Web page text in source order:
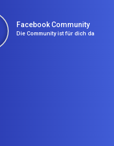
Facebook Community
Die Community ist für dich da